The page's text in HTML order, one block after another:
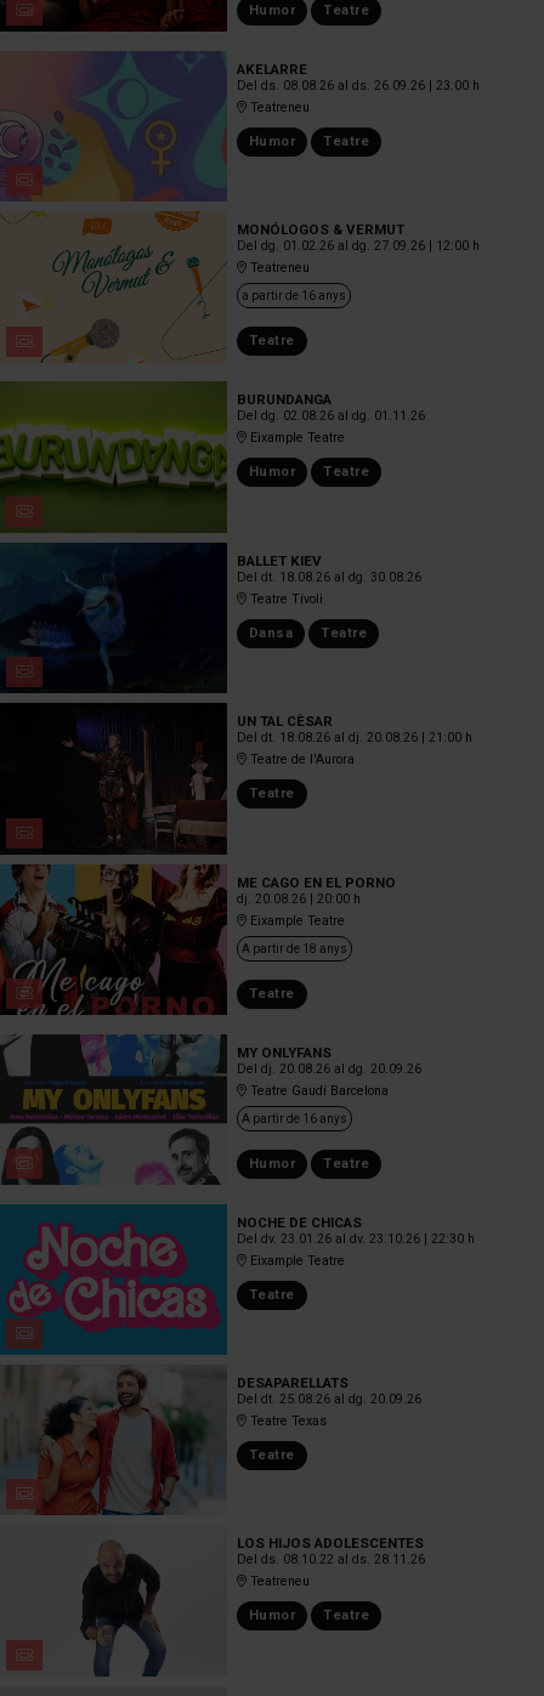
Humor Teatre
AKELARRE
Del ds. 08.08.26al ds. 26.09.26| 23:00 h
Teatreneu
Humor Teatre
MONÓLOGOS & VERMUT
Del dg. 01.02.26al dg. 27.09.26|
12:00 h
Teatreneu
a partir de 16 anys
Teatre
BURUNDANGA
Del dg. 02.08.26al dg. 01.11.26
Eixample Teatre
Humor Teatre
BALLET KIEV
Del dt. 18.08.26al dg. 30.08.26
Teatre Tívoli
Dansa Teatre
UN TAL CÈSAR
Del dt. 18.08.26al dj. 20.08.26| 21:00 h
Teatre de l'Aurora
Teatre
ME CAGO EN EL PORNO
dj. 20.08.26| 20:00 h
Eixample Teatre
A partir de 18 anys
Teatre
MY ONLYFANS
Del dj. 20.08.26al dg. 20.09.26
Teatre Gaudí Barcelona
A partir de 16 anys
Humor Teatre
NOCHE DE CHICAS
Del dv. 23.01.26al dv. 23.10.26| 22:30 h
Eixample Teatre
Teatre
DESAPARELLATS
Del dt. 25.08.26al dg. 20.09.26
Teatre Texas
Teatre
LOS HIJOS ADOLESCENTES
Del ds. 08.10.22 al ds. 28.11.26
Teatreneu
Humor Teatre